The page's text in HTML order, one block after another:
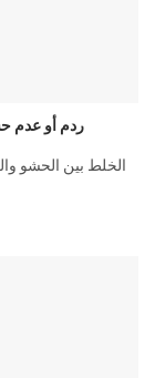
ردم أو عدم
الخلط بين الحشو